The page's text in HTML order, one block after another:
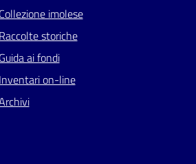
Collezione imolese
Raccolte storiche
Guida ai fondi
Inventari on-line